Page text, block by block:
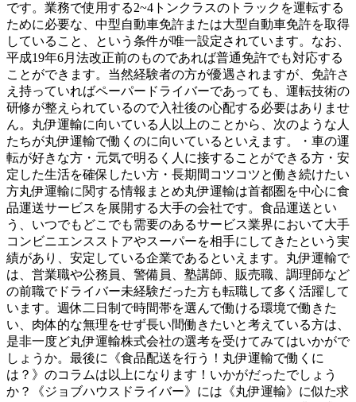
です。業務で使用する2~4トンクラスのトラックを運転する
ために必要な、中型自動車免許または大型自動車免許を取得
していること、という条件が唯一設定されています。なお、
平成19年6月法改正前のものであれば普通免許でも対応する
ことができます。当然経験者の方が優遇されますが、免許さ
え持っていればペーパードライバーであっても、運転技術の
研修が整えられているので入社後の心配する必要はありませ
ん。丸伊運輸に向いている人以上のことから、次のような人
たちが丸伊運輸で働くのに向いているといえます。・車の運
転が好きな方・元気で明るく人に接することができる方・安
定した生活を確保したい方・長期間コツコツと働き続けたい
方丸伊運輸に関する情報まとめ丸伊運輸は首都圏を中心に食
品運送サービスを展開する大手の会社です。食品運送とい
う、いつでもどこでも需要のあるサービス業界において大手
コンビニエンスストアやスーパーを相手にしてきたという実
績があり、安定している企業であるといえます。丸伊運輸で
は、営業職や公務員、警備員、塾講師、販売職、調理師など
の前職でドライバー未経験だった方も転職して多く活躍して
います。週休二日制で時間帯を選んで働ける環境で働きた
い、肉体的な無理をせず長い間働きたいと考えている方は、
是非一度ど丸伊運輸株式会社の選考を受けてみてはいかがで
しょうか。最後に《食品配送を行う！丸伊運輸で働くに
は？》のコラムは以上になります！いかがだったでしょう
か？《ジョブハウスドライバー》には《丸伊運輸》に似た求